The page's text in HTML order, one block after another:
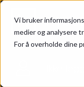
Vi bruker
medier og analysere
For å overholde dine
Hybel